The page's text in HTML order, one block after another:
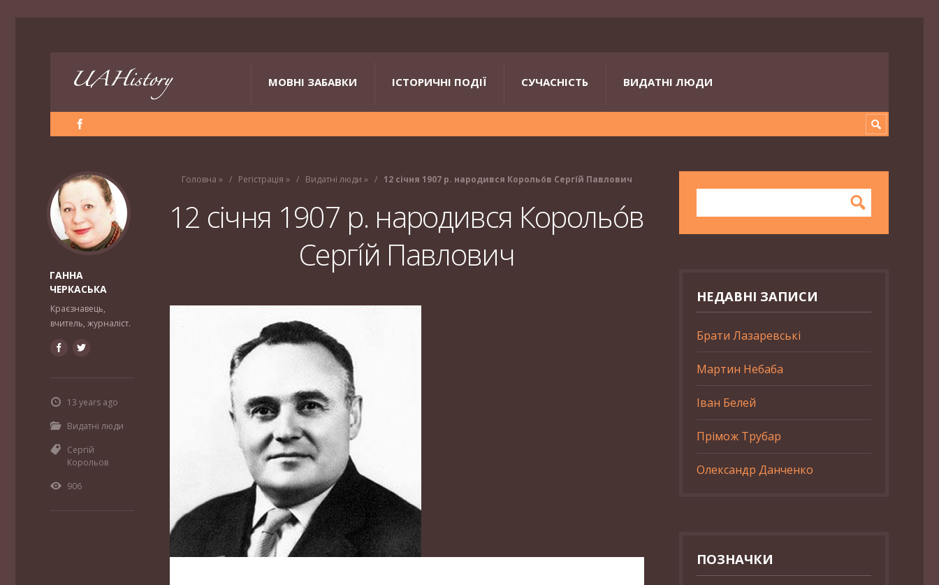
МОВНІ ЗАБАВКИ ІСТОРИЧНІ ПОДІЇ СУЧАСНІСТЬ ВИДАТНІ ЛЮДИ
Головна » Регістрація » Видатні люди » 12 січня 1907 р. народився Корольо́в Сергі́й Павлович
12 січня 1907 р. народився Корольо́в
Сергі́й Павлович
ГАННА
ЧЕРКАСЬКА
Краєзнавець,
вчитель, журналіст.
13 years ago
Видатні люди
Сергій
Корольов
906
НЕДАВНІ ЗАПИСИ
Брати Лазаревські
Мартин Небаба
Іван Белей
Прімож Трубар
Олександр Данченко
ПОЗНАЧКИ